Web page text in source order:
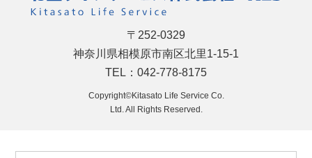
〒252-0329
神奈川県相模原市南区北里1-15-1
TEL：042-778-8175
Copyright©Kitasato Life Service Co.
Ltd. All Rights Reserved.